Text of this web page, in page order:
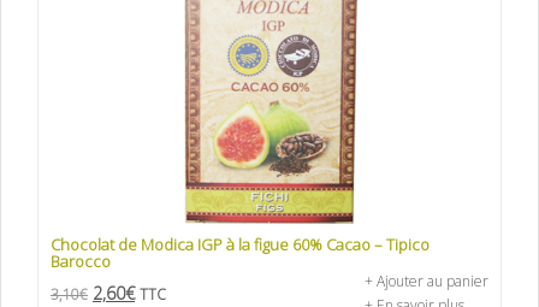
Chocolat de Modica IGP à la figue 60% Cacao – Tipico
Barocco
3,10€ 2,60€ TTC
+ Ajouter au panier